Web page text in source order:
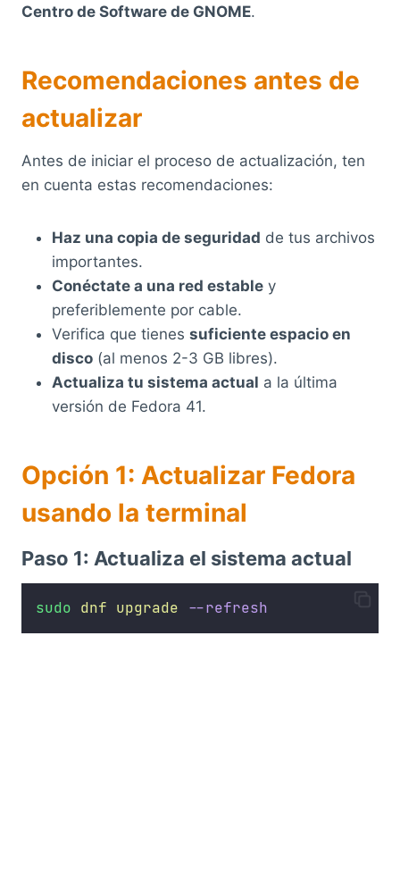
Centro de Software de GNOME.
Recomendaciones antes de
actualizar
Antes de iniciar el proceso de actualización, ten
en cuenta estas recomendaciones:
Haz una copia de seguridad de tus archivos
importantes.
Conéctate a una red estable y
preferiblemente por cable.
Verifica que tienes suficiente espacio en
disco (al menos 2-3 GB libres).
Actualiza tu sistema actual a la última
versión de Fedora 41.
Opción 1: Actualizar Fedora
usando la terminal
Paso 1: Actualiza el sistema actual
sudo dnf upgrade --refresh